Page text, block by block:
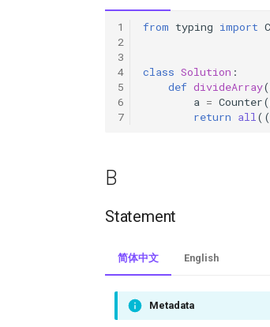
from typing import
class Solution :
def divideArray(
a = Counter(
return all ((
B
Statement
简体中文 English
Metadata